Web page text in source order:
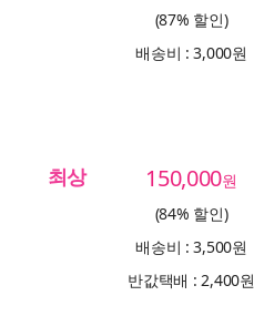
(87% 할인)
배송비 : 3,000원
최상 150,000원
(84% 할인)
배송비 : 3,500원
반값택배 : 2,400원